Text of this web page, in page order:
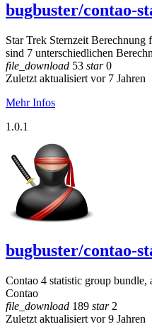
bugbuster/contao-
Star Trek Sternzeit
sind 7 unterschiedlichen
file_download 53 star0
Zuletzt aktualisiert vor 7 Jahren
Mehr Infos
1.0.1
bugbuster/contao-
Contao 4 statistic group
Contao
file_download 189 star2
Zuletzt aktualisiert vor 9 Jahren